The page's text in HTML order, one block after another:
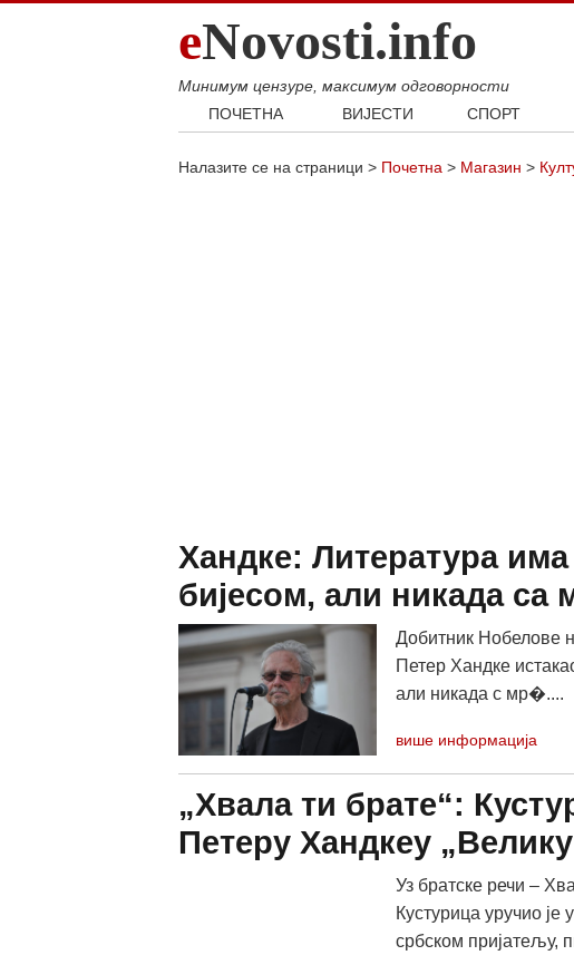
eNovosti.info
Минимум цензуре, максимум одговорности
ПОЧЕТНА
ВИЈЕСТИ
Балкан
СПОРТ
Кошарка
Налазите се на страници > Почетна > Магазин >
Хандке: Литература има
бијесом, али никада
Добитник Нобелове
Петер Хандке
али никада с мр�....
више информација
„Хвала ти брате“:
Петеру Хандкеу
Уз братске речи –
Кустурица уручио је
србском пријатељу,